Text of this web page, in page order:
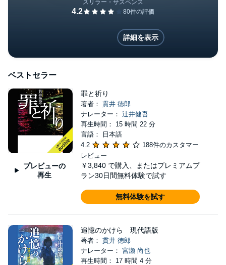
慟哭 (創元推理文庫)
詳細を表示
ベストセラー
プレビューの
再生
罪と祈り
著者： 貫井 徳郎
ナレーター： 辻井健吾
再生時間： 15 時間 22 分
言語： 日本語
4.2
188件のカスタマー
レビュー
￥3,840 で購入、またはプレミアムプ
ラン30日間無料体験で試す
無料体験を試す
追憶のかけら 現代語版
著者： 貫井 徳郎
ナレーター： 宮瀬 尚也
再生時間： 17 時間 4 分